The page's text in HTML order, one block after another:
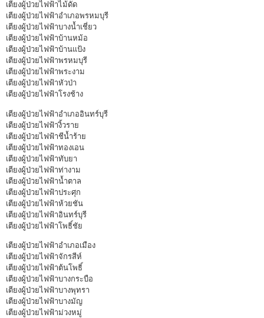
เตียงผู้ป่วยไฟฟ้าไม้ดัด
เตียงผู้ป่วยไฟฟ้าอำเภอพรหมบุรี
เตียงผู้ป่วยไฟฟ้าบางน้ำเชี่ยว
เตียงผู้ป่วยไฟฟ้าบ้านหม้อ
เตียงผู้ป่วยไฟฟ้าบ้านแป้ง
เตียงผู้ป่วยไฟฟ้าพรหมบุรี
เตียงผู้ป่วยไฟฟ้าพระงาม
เตียงผู้ป่วยไฟฟ้าหัวป่า
เตียงผู้ป่วยไฟฟ้าโรงช้าง
เตียงผู้ป่วยไฟฟ้าอำเภออินทร์บุรี
เตียงผู้ป่วยไฟฟ้างิ้วราย
เตียงผู้ป่วยไฟฟ้าชีน้ำร้าย
เตียงผู้ป่วยไฟฟ้าทองเอน
เตียงผู้ป่วยไฟฟ้าทับยา
เตียงผู้ป่วยไฟฟ้าท่างาม
เตียงผู้ป่วยไฟฟ้าน้ำตาล
เตียงผู้ป่วยไฟฟ้าประศุก
เตียงผู้ป่วยไฟฟ้าห้วยชัน
เตียงผู้ป่วยไฟฟ้าอินทร์บุรี
เตียงผู้ป่วยไฟฟ้าโพธิ์ชัย
เตียงผู้ป่วยไฟฟ้าอำเภอเมือง
เตียงผู้ป่วยไฟฟ้าจักรสีห์
เตียงผู้ป่วยไฟฟ้าต้นโพธิ์
เตียงผู้ป่วยไฟฟ้าบางกระบือ
เตียงผู้ป่วยไฟฟ้าบางพุทรา
เตียงผู้ป่วยไฟฟ้าบางมัญ
เตียงผู้ป่วยไฟฟ้าม่วงหมู่